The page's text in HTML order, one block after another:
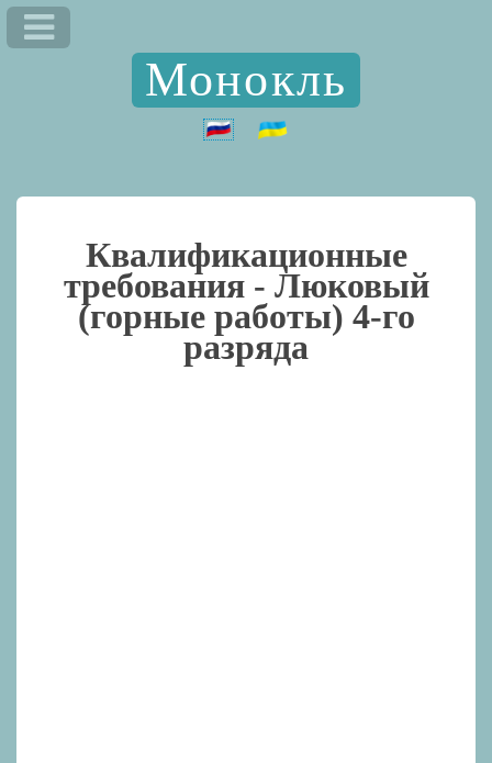
Монокль
Квалификационные
требования - Люковый
(горные работы) 4-го
разряда